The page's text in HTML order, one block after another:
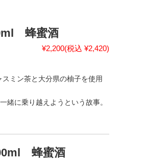
蜂蜜酒
¥2,200(税込 ¥2,420)
ミン茶と大分県の柚子を使用
緒に乗り越えようという故事。
蜂蜜酒